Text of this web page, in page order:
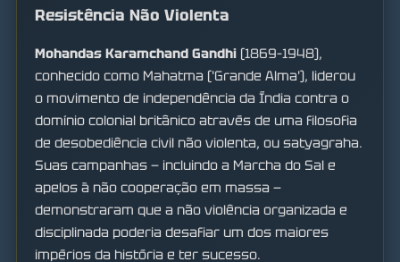
Resistência Não Violenta
Mohandas Karamchand Gandhi (1869–1948),
conhecido como Mahatma ('Grande Alma'), liderou
o movimento de independência da Índia contra o
domínio colonial britânico através de uma filosofia
de desobediência civil não violenta, ou satyagraha.
Suas campanhas — incluindo a Marcha do Sal e
apelos à não cooperação em massa —
demonstraram que a não violência organizada e
disciplinada poderia desafiar um dos maiores
impérios da história e ter sucesso.